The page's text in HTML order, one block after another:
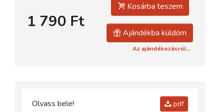
1 790 Ft
Kosárba teszem
Ajándékba küldöm
Az ajándékozásról...
Olvass bele! pdf